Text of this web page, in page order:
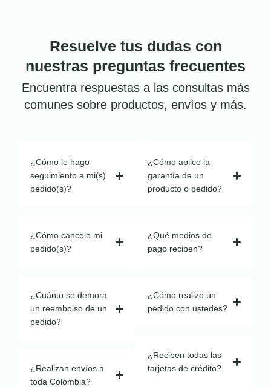
Resuelve tus dudas con
nuestras preguntas frecuentes
Encuentra respuestas a las consultas más
comunes sobre productos, envíos y más.
¿Cómo le hago
seguimiento a mi(s)
pedido(s)?
¿Cómo cancelo mi
pedido(s)?
¿Cuánto se demora
un reembolso de un
pedido?
¿Realizan envíos a
toda Colombia?
¿Cómo aplico la
garantía de un
producto o pedido?
¿Qué medios de
pago reciben?
¿Cómo realizo un
pedido con ustedes?
¿Reciben todas las
tarjetas de crédito?